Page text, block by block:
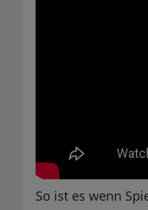
So ist es wenn